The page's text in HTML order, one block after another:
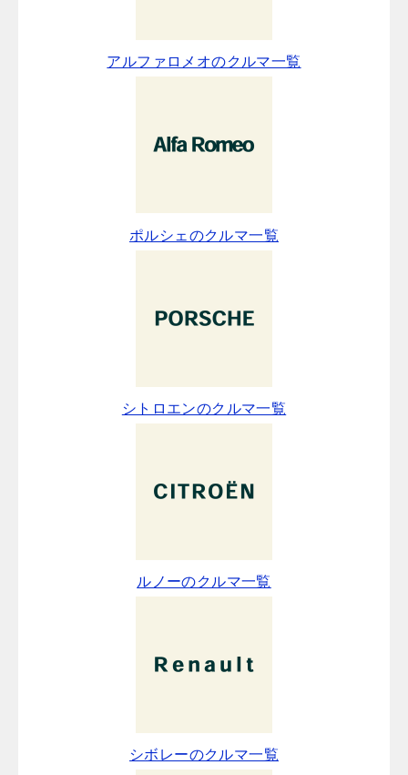
アルファロメオのクルマ一覧
ポルシェのクルマ一覧
シトロエンのクルマ一覧
ルノーのクルマ一覧
シボレーのクルマ一覧